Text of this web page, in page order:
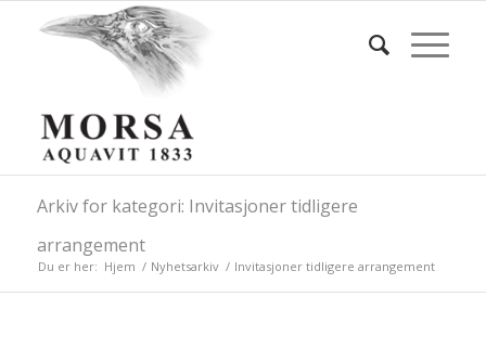
Arkiv for kategori: Invitasjoner tidligere
arrangement
Du er her: Hjem / Nyhetsarkiv / Invitasjoner tidligere arrangement